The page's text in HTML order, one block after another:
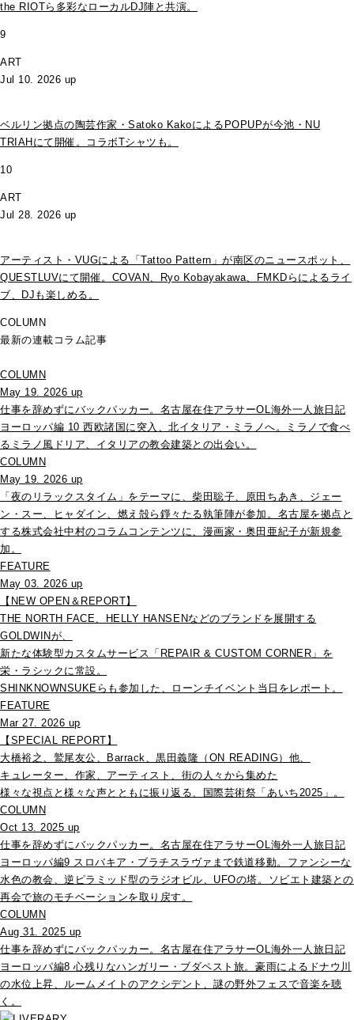
the RIOTら多彩なローカルDJ陣と共演。
9
ART
Jul 10. 2026 up
ベルリン拠点の陶芸作家・Satoko KakoによるPOPUPが今池・NU
TRIAHにて開催。コラボTシャツも。
10
ART
Jul 28. 2026 up
アーティスト・VUGによる「Tattoo Pattern」が南区のニュースポット、
QUESTLUVにて開催。COVAN、Ryo Kobayakawa、FMKDらによるライ
ブ、DJも楽しめる。
COLUMN
最新の連載コラム記事
COLUMN
May 19. 2026 up
仕事を辞めずにバックパッカー。名古屋在住アラサーOL海外一人旅日記
ヨーロッパ編 10 西欧諸国に突入、北イタリア・ミラノへ。ミラノで食べ
るミラノ風ドリア、イタリアの教会建築との出会い。
COLUMN
May 19. 2026 up
「夜のリラックスタイム」をテーマに、柴田聡子、原田ちあき、ジェー
ン・スー、ヒャダイン、燃え殻ら錚々たる執筆陣が参加。名古屋を拠点と
する株式会社中村のコラムコンテンツに、漫画家・奥田亜紀子が新規参
加。
FEATURE
May 03. 2026 up
【NEW OPEN＆REPORT】
THE NORTH FACE、HELLY HANSENなどのブランドを展開する
GOLDWINが、
新たな体験型カスタムサービス「REPAIR & CUSTOM CORNER」を
栄・ラシックに常設。
SHINKNOWNSUKEらも参加した、ローンチイベント当日をレポート。
FEATURE
Mar 27. 2026 up
【SPECIAL REPORT】
大橋裕之、鷲尾友公、Barrack、黒田義隆（ON READING）他、
キュレーター、作家、アーティスト、街の人々から集めた
様々な視点と様々な声とともに振り返る、国際芸術祭「あいち2025」。
COLUMN
Oct 13. 2025 up
仕事を辞めずにバックパッカー。名古屋在住アラサーOL海外一人旅日記
ヨーロッパ編9 スロバキア・ブラチスラヴァまで鉄道移動。ファンシーな
水色の教会、逆ピラミッド型のラジオビル、UFOの塔。ソビエト建築との
再会で旅のモチベーションを取り戻す。
COLUMN
Aug 31. 2025 up
仕事を辞めずにバックパッカー。名古屋在住アラサーOL海外一人旅日記
ヨーロッパ編8 心残りなハンガリー・ブダペスト旅。豪雨によるドナウ川
の水位上昇、ルームメイトのアクシデント、謎の野外フェスで音楽を聴
く。